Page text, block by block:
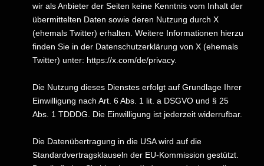
wir als Anbieter der Seiten keine Kenntnis vom Inhalt der
übermittelten Daten sowie deren Nutzung durch X
(ehemals Twitter) erhalten. Weitere Informationen hierzu
finden Sie in der Datenschutzerklärung von X (ehemals
Twitter) unter: https://x.com/de/privacy.
Die Nutzung dieses Dienstes erfolgt auf Grundlage Ihrer
Einwilligung nach Art. 6 Abs. 1 lit. a DSGVO und § 25
Abs. 1 TDDDG. Die Einwilligung ist jederzeit widerrufbar.
Die Datenübertragung in die USA wird auf die
Standardvertragsklauseln der EU-Kommission gestützt.